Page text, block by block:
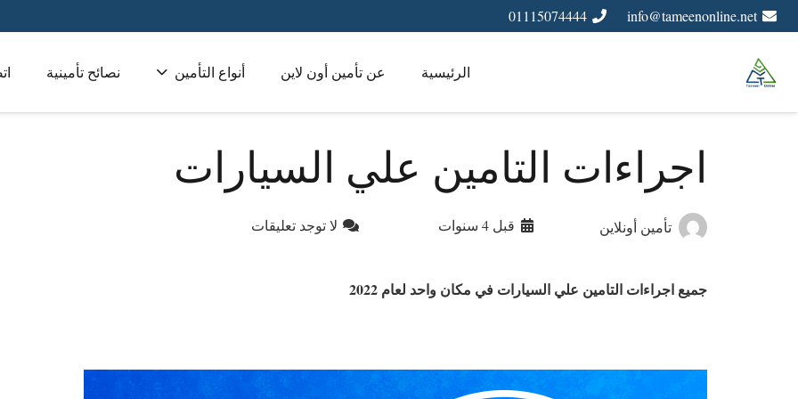
info@tameenonline.net
01115074444
الرئيسية عن تأمين أون لاين أنواع التأمين نصائح تأمينية
اجراءات التامين علي السيارات
تأمين أونلاين قبل 4 سنوات لا توجد تعليقات
جميع اجراءات التامين علي السيارات في مكان واحد لعام 2022